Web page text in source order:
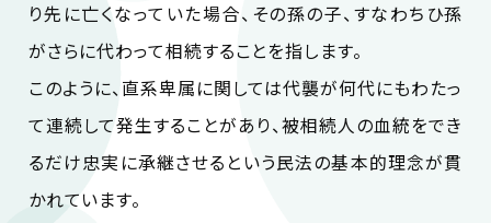
り先に亡くなっていた場合、その孫の子、すなわちひ孫
がさらに代わって相続することを指します。
このように、直系卑属に関しては代襲が何代にもわたっ
て連続して発生することがあり、被相続人の血統をでき
るだけ忠実に承継させるという民法の基本的理念が貫
かれています。